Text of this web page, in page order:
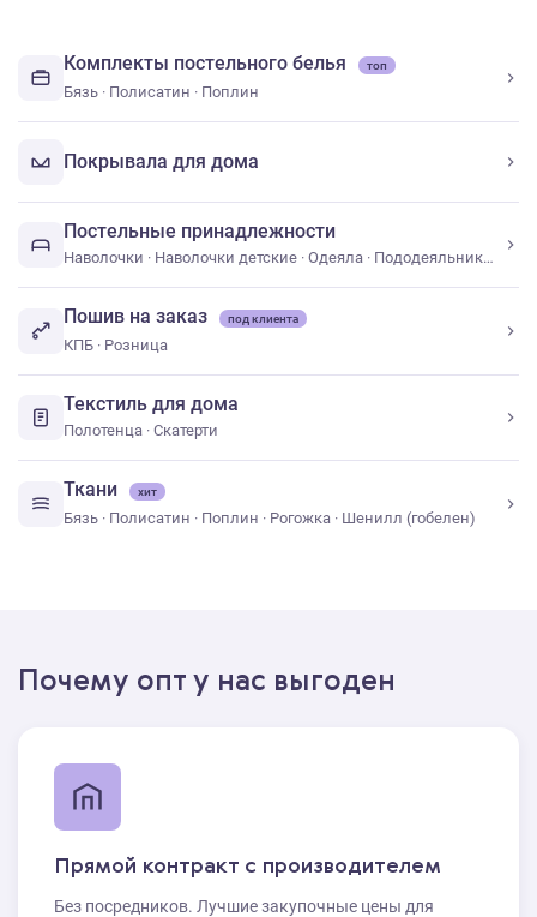
Комплекты постельного белья топ
Бязь · Полисатин · Поплин
Покрывала для дома
Постельные принадлежности
Наволочки · Наволочки детские · Одеяла · Пододеяльники
Пошив на заказ под клиента
КПБ · Розница
Текстиль для дома
Полотенца · Скатерти
Ткани хит
Бязь · Полисатин · Поплин · Рогожка · Шенилл (гобелен)
Почему опт у нас выгоден
Прямой контракт с производителем
Без посредников. Лучшие закупочные цены для